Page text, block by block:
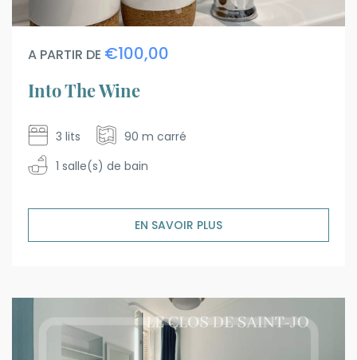
A PARTIR DE €100,00
Into The Wine
3 lits
90 m carré
1 salle(s) de bain
EN SAVOIR PLUS